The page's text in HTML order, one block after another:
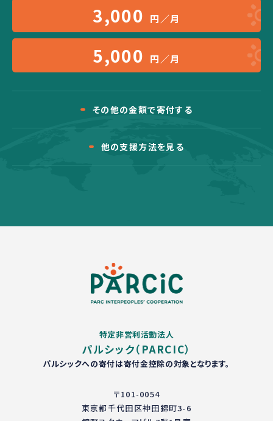
3,000 円／月
5,000 円／月
その他の金額で寄付する
他の支援方法を見る
特定非営利活動法人
パルシック（PARCIC）
パルシックへの寄付は寄付金控除の対象となります。
〒101-0054
東京都千代田区神田錦町3-6